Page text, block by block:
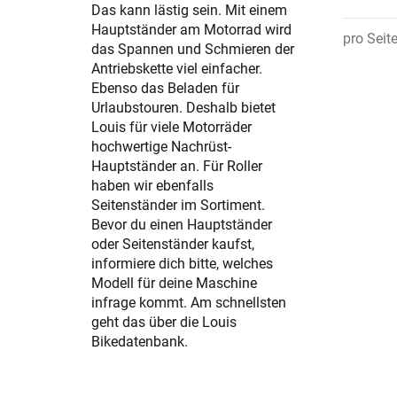
Das kann lästig sein. Mit einem
Hauptständer am Motorrad wird
das Spannen und Schmieren der
Antriebskette viel einfacher.
Ebenso das Beladen für
Urlaubstouren. Deshalb bietet
Louis für viele Motorräder
hochwertige Nachrüst-
Hauptständer an. Für Roller
haben wir ebenfalls
Seitenständer im Sortiment.
Bevor du einen Hauptständer
oder Seitenständer kaufst,
informiere dich bitte, welches
Modell für deine Maschine
infrage kommt. Am schnellsten
geht das über die Louis
Bikedatenbank.
pro Seite